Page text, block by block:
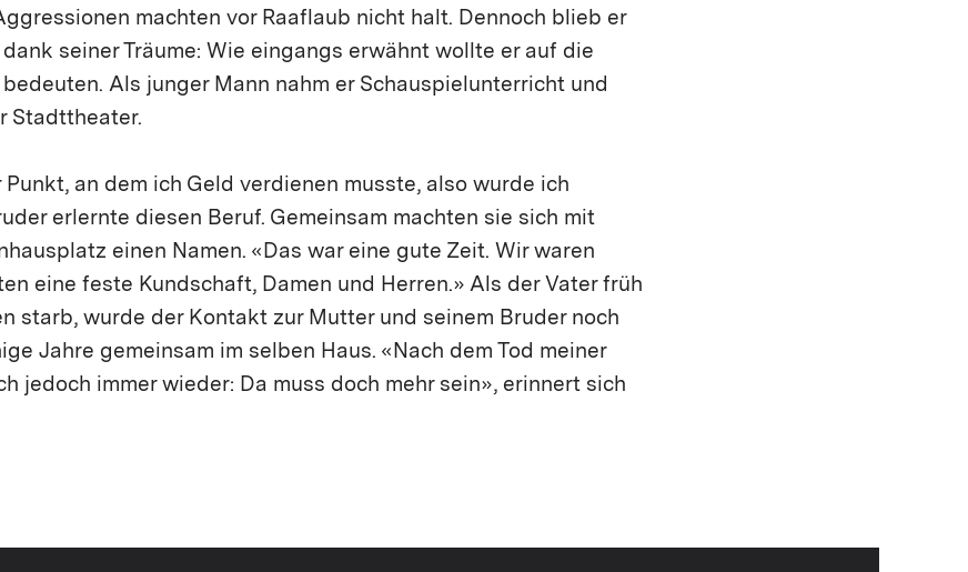
machten vor Raaflaub nicht halt. Dennoch blieb er
seiner Träume: Wie eingangs erwähnt wollte er auf die
Als junger Mann nahm er Schauspielunterricht und
Stadttheater.
an dem ich Geld verdienen musste, also wurde ich
erlernte diesen Beruf. Gemeinsam machten sie sich mit
einen Namen. «Das war eine gute Zeit. Wir waren
eine feste Kundschaft, Damen und Herren.» Als der Vater früh
starb, wurde der Kontakt zur Mutter und seinem Bruder noch
Jahre gemeinsam im selben Haus. «Nach dem Tod meiner
jedoch immer wieder: Da muss doch mehr sein», erinnert sich